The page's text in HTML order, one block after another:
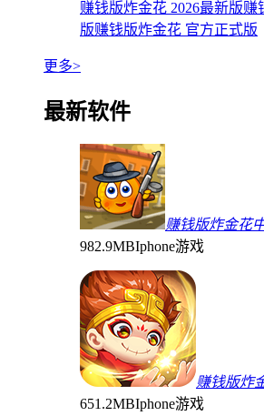
赚钱版炸金花 2026最新版赚
版赚钱版炸金花 官方正式版
更多>
最新软件
赚钱版炸金花
982.9MBIphone游戏
赚钱版炸
651.2MBIphone游戏